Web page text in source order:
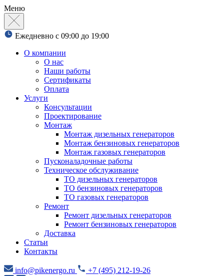
Меню
Ежедневно с 09:00 до 19:00
О компании
О нас
Наши работы
Сертификаты
Оплата
Услуги
Консультации
Проектирование
Монтаж
Монтаж дизельных генераторов
Монтаж бензиновых генераторов
Монтаж газовых генераторов
Пусконаладочные работы
Техническое обслуживание
ТО дизельных генераторов
ТО бензиновых генераторов
ТО газовых генераторов
Ремонт
Ремонт дизельных генераторов
Ремонт бензиновых генераторов
Доставка
Статьи
Контакты
info@pikenergo.ru +7 (495) 212-19-26